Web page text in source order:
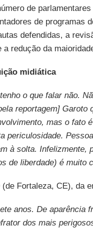
de
de programas
defendidas, a
redução da
midiática
o que falar não.
reportagem] Garoto
mas o fato
periculosidade.
à solta. Infelizmente,
de liberdade) é muito
(de Fortaleza, CE), da
anos. De aparência
dos mais